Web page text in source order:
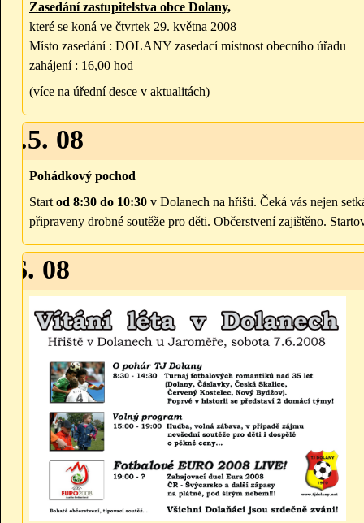
Zasedání zastupitelstva obce Dolany,
které se koná ve čtvrtek 29. května 2008
Místo zasedání : DOLANY zasedací místnost obecního úřadu
zahájení : 16,00 hod
(více na úřední desce v aktualitách)
08
Pohádkový pochod
Start od 8:30 do 10:30 v Dolanech na hřišti. Čeká vás nejen
připraveny drobné soutěže pro děti. Občerstvení zajištěno.
08